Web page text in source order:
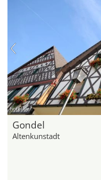
hotel.de
Gondel
Altenkunstadt